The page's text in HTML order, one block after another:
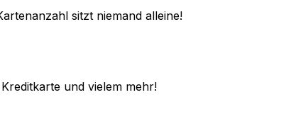
sitzt niemand alleine!
und vielem mehr!